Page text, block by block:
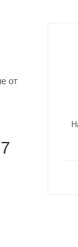
от